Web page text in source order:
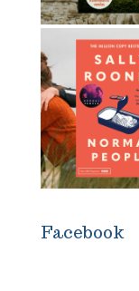
Facebook